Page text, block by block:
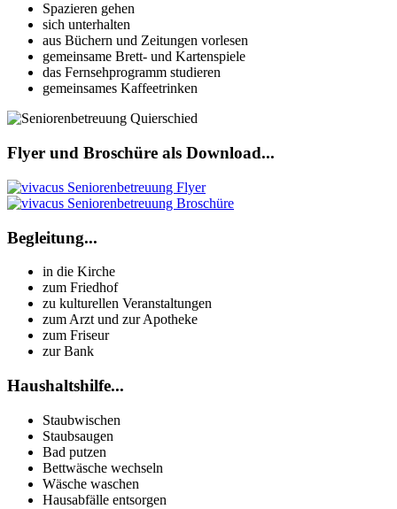
Spazieren gehen
sich unterhalten
aus Büchern und Zeitungen vorlesen
gemeinsame Brett- und Kartenspiele
das Fernsehprogramm studieren
gemeinsames Kaffeetrinken
Flyer und Broschüre als Download...
Begleitung...
in die Kirche
zum Friedhof
zu kulturellen Veranstaltungen
zum Arzt und zur Apotheke
zum Friseur
zur Bank
Haushaltshilfe...
Staubwischen
Staubsaugen
Bad putzen
Bettwäsche wechseln
Wäsche waschen
Hausabfälle entsorgen